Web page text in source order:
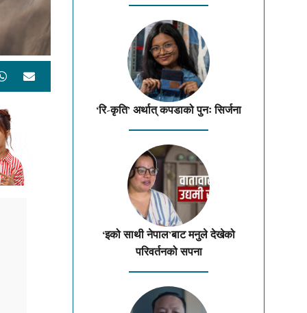
‘रि-कृति’ अर्थात् कपडाको पुनः सिर्जना
‘इको साथी नेपाल’बाट मनुले देखेको
परिवर्तनको सपना